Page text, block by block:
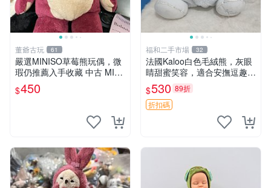
董爺古玩 61
嚴選MINISO草莓熊玩偶，微
瑕仍推薦入手收藏 中古 MINI
SO 草莓熊 玩具 收藏
$450
福和二手市場 32
法國Kaloo白色毛絨熊，灰眼
睛甜蜜笑容，適合安撫逗趣可
愛，柔軟面料手感佳。14 白
色安撫熊 毛絨玩具 寶寶逗樂
具
$530 89折
折扣碼